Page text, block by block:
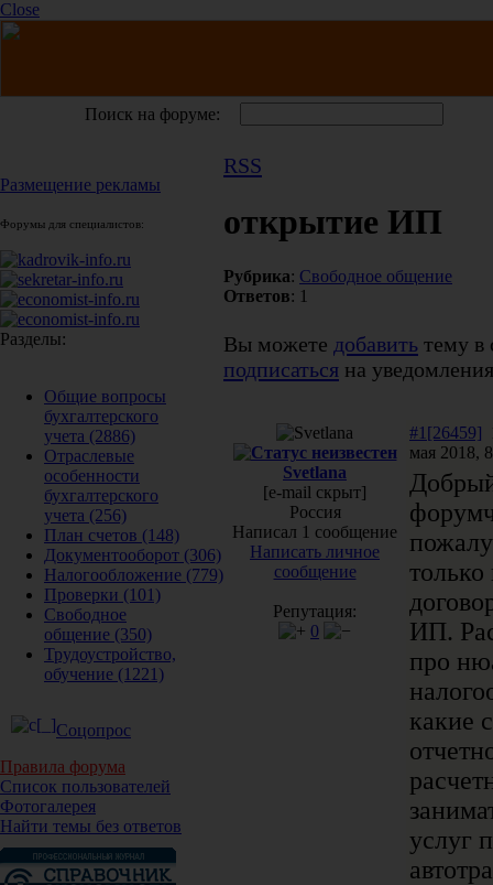
Close
Поиск на форуме:
Размещение рекламы
Форумы для специалистов:
Разделы:
Общие вопросы
бухгалтерского
учета (2886)
Отраслевые
особенности
бухгалтерского
учета (256)
План счетов (148)
Документооборот (306)
Налогообложение (779)
Проверки (101)
Свободное
общение (350)
Трудоустройство,
обучение (1221)
Соцопрос
Правила форума
Список пользователей
Фотогалерея
Найти темы без ответов
RSS
открытие ИП
Рубрика: Свободное общение
Ответов: 1
Вы можете добавить тему в
подписаться на
Svetlana
[e-mail скрыт]
Россия
Написал 1 сообщение
Написать личное
сообщение
Репутация:
0
#1[26459]
мая 2018,
ИП.
про
какие
услуг